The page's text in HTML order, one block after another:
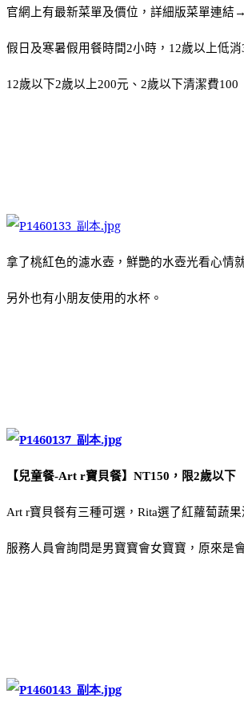
官網上有最新菜單及價位，詳細版菜單連結→
假日及寒暑假用餐時間2小時 ， 12歲以上低消
12歲以下2歲以上200元、 2歲以下清潔費100
拿了桃紅色的濾水壺，鮮艷的水壺光看心情
另外也有小朋友使用的水杯。
【兒童餐-Art r寶貝餐】 NT150 ，限2歲以下
Art r寶貝餐有三種可選， Rita選了紅蘿蔔蔬果
服務人員會詢問是男寶寶會女寶寶，原來是